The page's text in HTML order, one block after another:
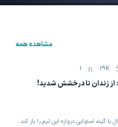
مشاهده همه
29K
1
از زندان تا درخشش شدید!
گینه استوایی دروازه این تیم را باز کند.